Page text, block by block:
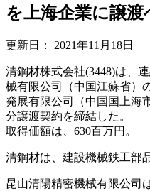
を上海企業に譲渡
更新日： 2021年11月18日
清鋼材株式会社(3448)は、
械有限公司（中国江蘇省）
発展有限公司（中国国上海
分譲渡契約を締結した。
取得価額は、630百万円。
清鋼材は、建設機械鉄工部
昆山清陽精密機械有限公司